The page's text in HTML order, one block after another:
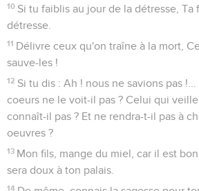
10 Si tu faiblis au jour de la détresse, Ta
détresse.
11 Délivre ceux qu'on traîne à la mort,
sauve-les !
12 Si tu dis : Ah ! nous ne savions pas
coeurs ne le voit-il pas ? Celui qui
connaît-il pas ? Et ne rendra-t-il pas à
oeuvres ?
13 Mon fils, mange du miel, car il est
sera doux à ton palais.
14